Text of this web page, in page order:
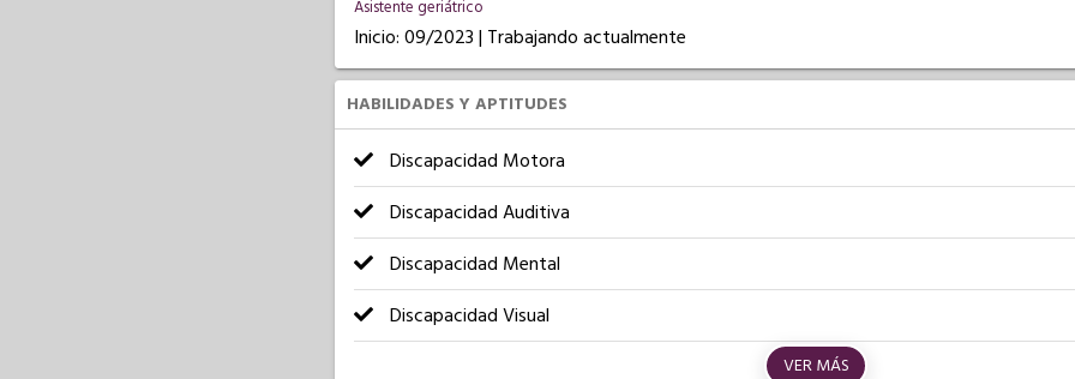
Asistente geriátrico
Inicio: 09/2023 | Trabajando actualmente
HABILIDADES Y APTITUDES
Discapacidad Motora
Discapacidad Auditiva
Discapacidad Mental
Discapacidad Visual
VER MÁS